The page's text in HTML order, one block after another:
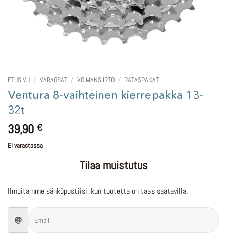
ETUSIVU / VARAOSAT / VOIMANSIIRTO / RATASPAKAT
Ventura 8-vaihteinen kierrepakka 13-
32t
39,90 €
Ei varastossa
Tilaa muistutus
Ilmoitamme sähköpostiisi, kun tuotetta on taas saatavilla.